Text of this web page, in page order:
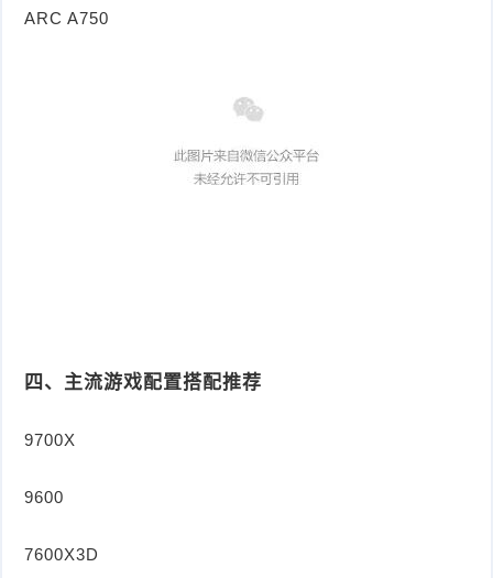
ARC A750
四、主流游戏配置搭配推荐
9700X
9600
7600X3D